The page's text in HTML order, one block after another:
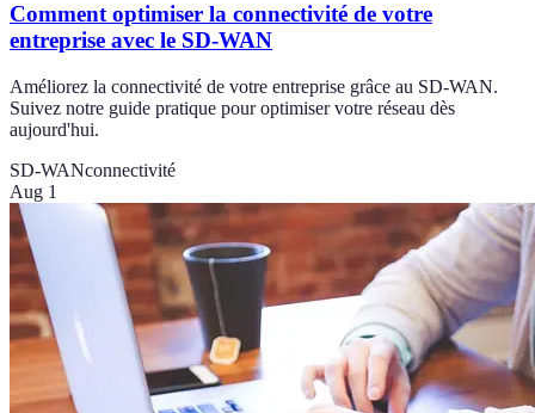
Comment optimiser la connectivité de votre
entreprise avec le SD-WAN
Améliorez la connectivité de votre entreprise grâce au SD-WAN.
Suivez notre guide pratique pour optimiser votre réseau dès
aujourd'hui.
SD-WANconnectivité
Aug 1